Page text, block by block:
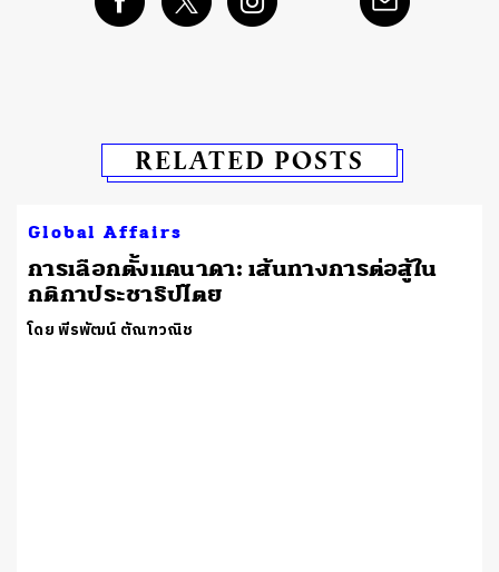
RELATED POSTS
Global Affairs
​การเลือกตั้งแคนาดา: เส้นทางการต่อสู้ใน
กติกาประชาธิปไตย
โดย พีรพัฒน์ ตัณฑวณิช